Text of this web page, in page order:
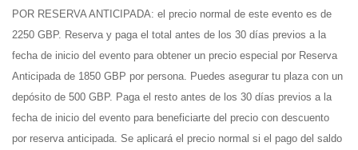
POR RESERVA ANTICIPADA: el precio normal de este evento es de
2250 GBP. Reserva y paga el total antes de los 30 días previos a la
fecha de inicio del evento para obtener un precio especial por Reserva
Anticipada de 1850 GBP por persona. Puedes asegurar tu plaza con un
depósito de 500 GBP. Paga el resto antes de los 30 días previos a la
fecha de inicio del evento para beneficiarte del precio con descuento
por reserva anticipada. Se aplicará el precio normal si el pago del saldo